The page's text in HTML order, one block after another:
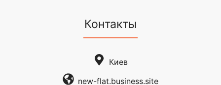
Контакты
Киев
new-flat.business.site